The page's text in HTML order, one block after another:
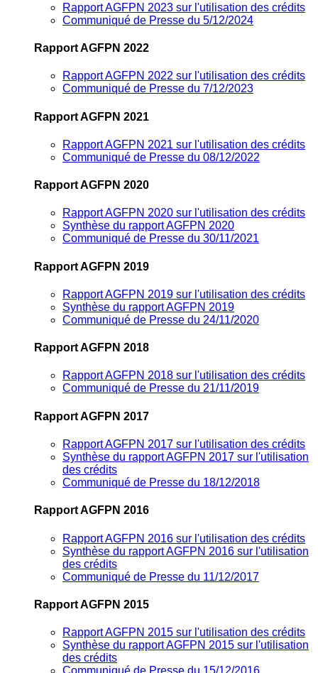
Rapport AGFPN 2023 sur l'utilisation des crédits
Communiqué de Presse du 5/12/2024
Rapport AGFPN 2022
Rapport AGFPN 2022 sur l'utilisation des crédits
Communiqué de Presse du 7/12/2023
Rapport AGFPN 2021
Rapport AGFPN 2021 sur l'utilisation des crédits
Communiqué de Presse du 08/12/2022
Rapport AGFPN 2020
Rapport AGFPN 2020 sur l'utilisation des crédits
Synthèse du rapport AGFPN 2020
Communiqué de Presse du 30/11/2021
Rapport AGFPN 2019
Rapport AGFPN 2019 sur l'utilisation des crédits
Synthèse du rapport AGFPN 2019
Communiqué de Presse du 24/11/2020
Rapport AGFPN 2018
Rapport AGFPN 2018 sur l'utilisation des crédits
Communiqué de Presse du 21/11/2019
Rapport AGFPN 2017
Rapport AGFPN 2017 sur l'utilisation des crédits
Synthèse du rapport AGFPN 2017 sur l'utilisation
des crédits
Communiqué de Presse du 18/12/2018
Rapport AGFPN 2016
Rapport AGFPN 2016 sur l'utilisation des crédits
Synthèse du rapport AGFPN 2016 sur l'utilisation
des crédits
Communiqué de Presse du 11/12/2017
Rapport AGFPN 2015
Rapport AGFPN 2015 sur l'utilisation des crédits
Synthèse du rapport AGFPN 2015 sur l'utilisation
des crédits
Communiqué de Presse du 15/12/2016